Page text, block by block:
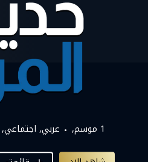
1 موسم, عربي اجتماعي